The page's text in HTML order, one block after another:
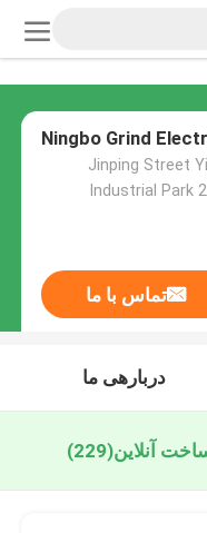
Ningbo Grind
Jinping Street
Industrial Park
تماس با ما
دربارهی ما
(229)